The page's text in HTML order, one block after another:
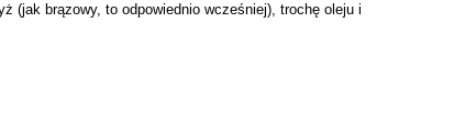
(jak brązowy, to odpowiednio wcześniej), trochę oleju i